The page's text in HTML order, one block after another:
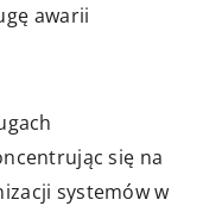
awarii
się na
systemów w